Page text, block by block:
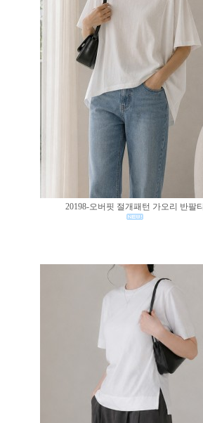
20198-오버핏 절개패턴 가오리 반팔티